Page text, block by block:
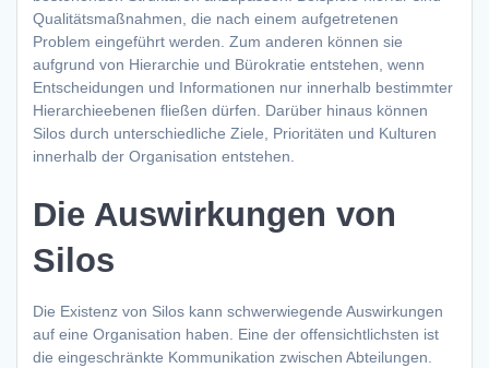
Qualitätsmaßnahmen, die nach einem aufgetretenen
Problem eingeführt werden. Zum anderen können sie
aufgrund von Hierarchie und Bürokratie entstehen, wenn
Entscheidungen und Informationen nur innerhalb bestimmter
Hierarchieebenen fließen dürfen. Darüber hinaus können
Silos durch unterschiedliche Ziele, Prioritäten und Kulturen
innerhalb der Organisation entstehen.
Die Auswirkungen von
Silos
Die Existenz von Silos kann schwerwiegende Auswirkungen
auf eine Organisation haben. Eine der offensichtlichsten ist
die eingeschränkte Kommunikation zwischen Abteilungen.